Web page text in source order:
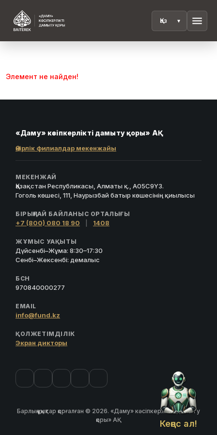
menu
Кеңес ал!
Элемент не найден!
«Даму» кәсіпкерлікті дамыту қоры» АҚ
Өңірлік филиалдар мекенжайы
МЕКЕНЖАЙ
Қазақстан Республикасы, Алматы қ., A05C9Y3.
Гоголь көшесі, 111, Наурызбай батыр көшесінің қиылысы
БІРЫҢҒАЙ БАЙЛАНЫС ОРТАЛЫҒЫ
+7 (800) 080 18 90 1408
ЖҰМЫС УАҚЫТЫ
Дүйсенбі–Жұма: 8:30–17:30
Сенбі–Жексенбі: демалыс
БСН
970840000277
EMAIL
info@fund.kz
ҚОЛЖЕТІМДІЛІК
Экран дикторы
Барлық құқықтар қорғалған © 2026. «Даму» кәсіпкерлікті дамыту
қоры» АҚ